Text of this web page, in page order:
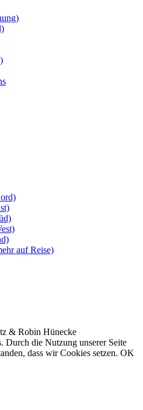
auf Reise)
& Robin Hünecke
Durch die Nutzung unserer Seite
dass wir Cookies setzen. OK